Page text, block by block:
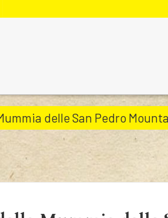
delle San Pedro